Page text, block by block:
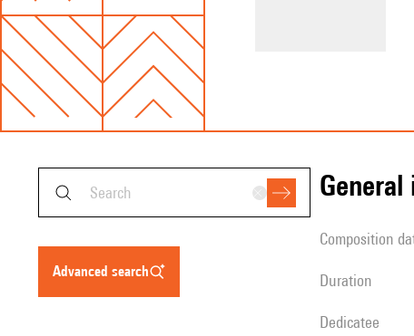
advanced search
composition
duration
Dedicatee